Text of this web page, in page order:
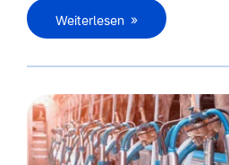
Weiterlesen